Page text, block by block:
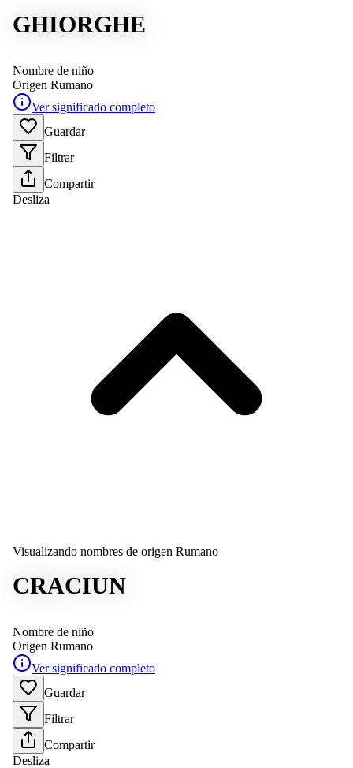
GHIORGHE
Nombre de niño
Origen Rumano
Ver significado completo
Guardar
Filtrar
Compartir
Desliza
Visualizando nombres de origen Rumano
CRACIUN
Nombre de niño
Origen Rumano
Ver significado completo
Guardar
Filtrar
Compartir
Desliza